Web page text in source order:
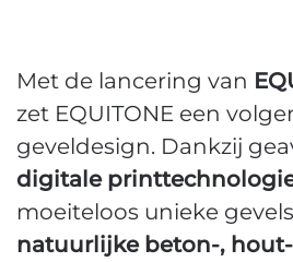
Met de lancering van
zet EQUITONE een
geveldesign. Dankzij
digitale
moeiteloos unieke
natuurlijke beton-,